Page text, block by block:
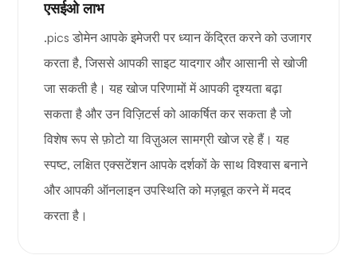
एसईओ लाभ
.pics डोमेन आपके इमेजरी पर ध्यान केंद्रित करने को उजागर
करता है, जिससे आपकी साइट यादगार और आसानी से खोजी
जा सकती है। यह खोज परिणामों में आपकी दृश्यता बढ़ा
सकता है और उन विज़िटर्स को आकर्षित कर सकता है जो
विशेष रूप से फ़ोटो या विज़ुअल सामग्री खोज रहे हैं। यह
स्पष्ट, लक्षित एक्सटेंशन आपके दर्शकों के साथ विश्वास बनाने
और आपकी ऑनलाइन उपस्थिति को मज़बूत करने में मदद
करता है।